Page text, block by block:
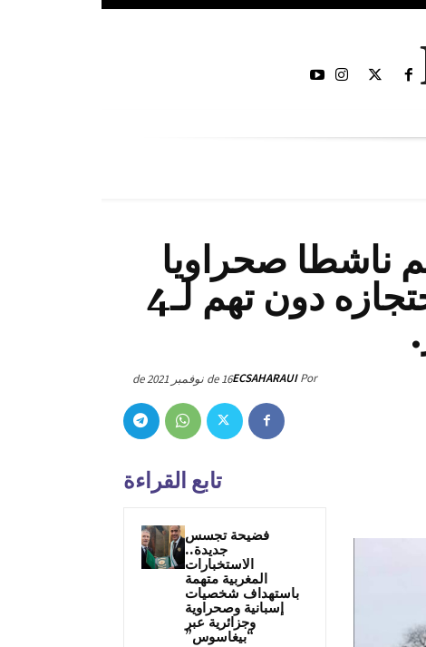
ناشطا صحراويا
للإحتلال المغربي بعد إحتجازه دون تهم لـ4
Por
ECSAHARAUI16 de نوفمبر de 2021
تابع القراءة
فضيحة تجسس
جديدة..
الاستخبارات
المغربية متهمة
باستهداف شخصيات
إسبانية وصحراوية
وجزائرية عبر
“بيغاسوس”